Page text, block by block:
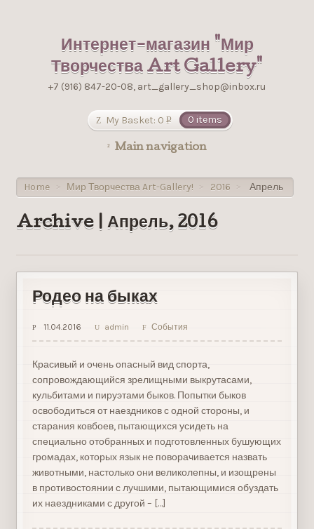
Интернет-магазин "Мир
Творчества Art Gallery"
+7 (916) 847-20-08, art_gallery_shop@inbox.ru
My Basket: 0Р
0 items
Main navigation
Home > Мир Творчества Art-Gallery! > 2016 > Апрель
Archive | Апрель, 2016
Родео на быках
11.04.2016 admin События
Красивый и очень опасный вид спорта,
сопровождающийся зрелищными выкрутасами,
кульбитами и пируэтами быков. Попытки быков
освободиться от наездников с одной стороны, и
старания ковбоев, пытающихся усидеть на
специально отобранных и подготовленных бушующих
громадах, которых язык не поворачивается назвать
животными, настолько они великолепны, и изощрены
в противостоянии с лучшими, пытающимися обуздать
их наездниками с другой – […]